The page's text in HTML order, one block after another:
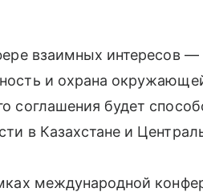
взаимных интересов
и охрана
соглашения будет
в Казахстане и
международной